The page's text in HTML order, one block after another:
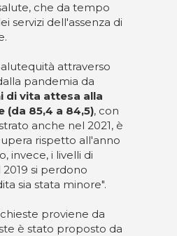
che da tempo
servizi dell'assenza di
attraverso
pandemia da
di vita attesa alla
(da 85,4 a 84,5), con
anche nel 2021, è
rispetto all'anno
invece, i livelli di
si perdono
sia stata minore".
proviene da
è stato proposto da